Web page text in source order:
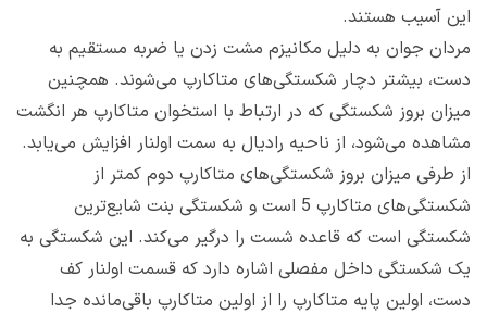
این آسیب هستند.
مردان جوان به دلیل مکانیزم مشت زدن یا ضربه مستقیم به
دست، بیشتر دچار شکستگی‌های متاکارپ می‌شوند. همچنین
میزان بروز شکستگی که در ارتباط با استخوان متاکارپ هر انگشت
مشاهده می‌شود، از ناحیه رادیال به سمت اولنار افزایش می‌یابد.
از طرفی میزان بروز شکستگی‌های متاکارپ دوم کمتر از
شکستگی‌های متاکارپ 5 است و شکستگی بنت شایع‌ترین
شکستگی است که قاعده شست را درگیر می‌کند. این شکستگی به
یک شکستگی داخل مفصلی اشاره دارد که قسمت اولنار کف
دست، اولین پایه متاکارپ را از اولین متاکارپ باقی‌مانده جدا